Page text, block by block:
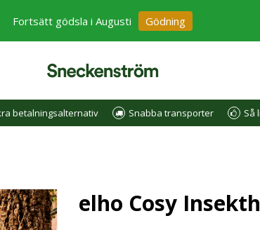
Fortsätt gödsla i Augusti Gödning
betalningsalternativ Snabba transporter Så
elho Cosy